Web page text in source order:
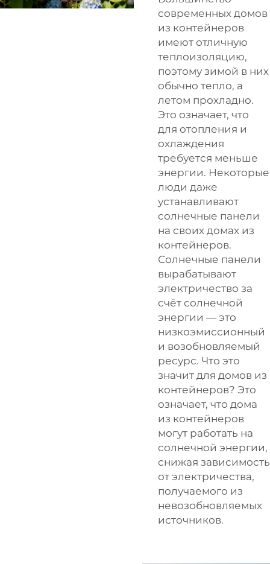
современных домов
из контейнеров
имеют отличную
теплоизоляцию,
поэтому зимой в них
обычно тепло, а
летом прохладно.
Это означает, что
для отопления и
охлаждения
требуется меньше
энергии. Некоторые
люди даже
устанавливают
солнечные панели
на своих домах из
контейнеров.
Солнечные панели
вырабатывают
электричество за
счёт солнечной
энергии — это
низкоэмиссионный
и возобновляемый
ресурс. Что это
значит для домов из
контейнеров? Это
означает, что дома
из контейнеров
могут работать на
солнечной энергии,
снижая зависимость
от электричества,
получаемого из
невозобновляемых
источников.